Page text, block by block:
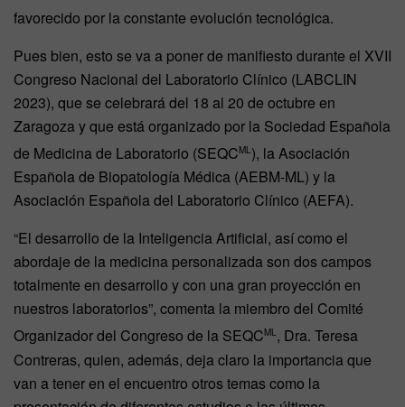
favorecido por la constante evolución tecnológica.
Pues bien, esto se va a poner de manifiesto durante el XVII
Congreso Nacional del Laboratorio Clínico (LABCLIN
2023), que se celebrará del 18 al 20 de octubre en
Zaragoza y que está organizado por la Sociedad Española
de Medicina de Laboratorio (SEQCML), la Asociación
Española de Biopatología Médica (AEBM-ML) y la
Asociación Española del Laboratorio Clínico (AEFA).
“El desarrollo de la Inteligencia Artificial, así como el
abordaje de la medicina personalizada son dos campos
totalmente en desarrollo y con una gran proyección en
nuestros laboratorios”, comenta la miembro del Comité
Organizador del Congreso de la SEQCML, Dra. Teresa
Contreras, quien, además, deja claro la importancia que
van a tener en el encuentro otros temas como la